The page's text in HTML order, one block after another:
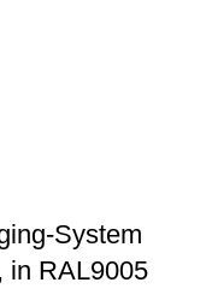
System
in RAL9005